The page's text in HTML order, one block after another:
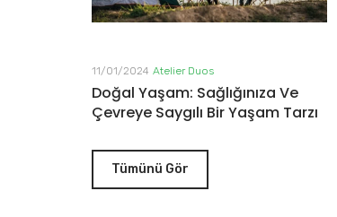
11/01/2024 Atelier Duos
Doğal Yaşam: Sağlığınıza Ve
Çevreye Saygılı Bir Yaşam Tarzı
Tümünü Gör